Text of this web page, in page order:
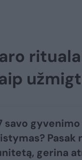
savo
Pasak
gerina